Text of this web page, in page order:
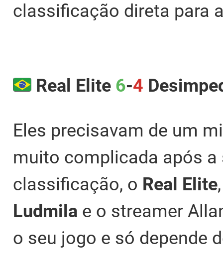
classificação direta para
Real Elite6-4
Eles precisavam de um
muito complicada após
classificação, o Real Elite
Ludmila e o streamer
o seu jogo e só depende